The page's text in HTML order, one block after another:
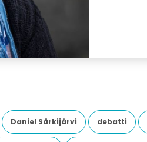
Daniel Särkijärvi debatti